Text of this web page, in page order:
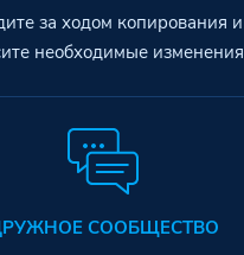
за ходом копирования и
необходимые изменения
СООБЩЕСТВО